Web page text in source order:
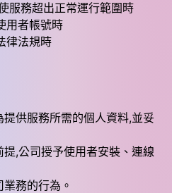
服務超出正常運行範圍時
用者帳號時
律法規時
供服務所需的個人資料,並妥
,公司授予使用者安裝、連線
務的行為。